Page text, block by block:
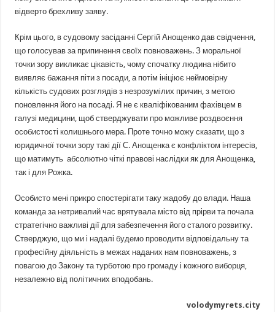
відверто брехливу заяву.
Крім цього, в судовому засіданні Сергій Анощенко дав свідчення,
що голосував за припинення своїх повноважень. З моральної
точки зору викликає цікавість, чому спочатку людина нібито
виявляє бажання піти з посади, а потім ініціює неймовірну
кількість судових розглядів з незрозумілих причин, з метою
поновлення його на посаді. Я не є кваліфікованим фахівцем в
галузі медицини, щоб стверджувати про можливе роздвоєння
особистості колишнього мера. Проте точно можу сказати, що з
юридичної точки зору такі дії С. Анощенка є конфліктом інтересів,
що матимуть абсолютно чіткі правові наслідки як для Анощенка,
так і для Рожка.
Особисто мені прикро спостерігати таку жадобу до влади. Наша
команда за нетривалий час врятувала місто від прірви та почала
стратегічно важливі дії для забезпечення його сталого розвитку.
Стверджую, що ми і надалі будемо проводити відповідальну та
професійну діяльність в межах наданих нам повноважень, з
повагою до Закону та турботою про громаду і кожного виборця,
незалежно від політичних вподобань.
volodymyrets.city